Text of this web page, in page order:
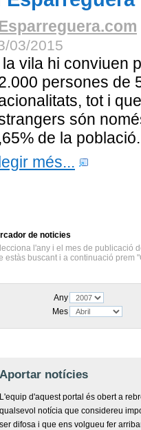
03/2015
la vila hi conviuen
persones de
tot i
són
de la població.
més...
de noticies
l'any i el mes de publicació
estàs buscant i a continuació prem
Any
Mes
Aportar notícies
L'equip d'aquest portal és obert a
qualsevol notícia que considereu
ser difosa i que ens volgueu fer